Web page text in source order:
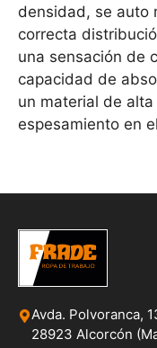
densidad, se auto
correcta
una sensación de
capacidad de
un material de
espesamiento en
Avda. Polvoranca,
28923 Alcorcón